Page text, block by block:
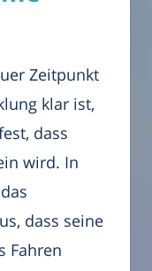
Zeitpunkt
klar ist,
dass
wird. In
dass seine
Fahren